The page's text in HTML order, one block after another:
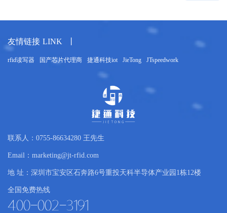
稳定性难以保障。在此背景下，依托环卫车制
造技术与智能设备的发展，结合国家对环保产
业的政策支持，原车液压油缸压力检测方案应
运而生，为环卫车称重系统升级提供了全新路
径。 该方案的核心优势在于充分利用车辆原生
液压系统，无需改动原有液压结构，仅通过集
成液压油缸压力检测模块，便可借助油缸提升
垃圾桶过程中的压力变化间接测量垃圾重量。
从技术原理来看，方案通过在液压油缸关键位
置安装高精度压力传感器，实时捕捉油缸工作
量增减；再配合系统内置的先进数据处理与转
换算法，综合考量油缸尺寸、
友情链接 LINK
rfid读写器 国产芯片代理商 捷通科技iot JieTong JTspeedwork
联系人：0755-86634280 王先生
Email：marketing@jt-rfid.com
地 址：深圳市宝安区石奔路6号重投天科半导体产业园1栋12楼
全国免费热线
400-002-3191